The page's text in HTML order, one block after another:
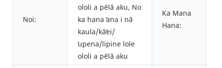
Noi:
ololi a pēlā aku, No
ka hana ʻana i nā
kaula/kāʻei/
ʻupena/lipine lole
ololi a pēlā aku
Ka Mana
Hana: